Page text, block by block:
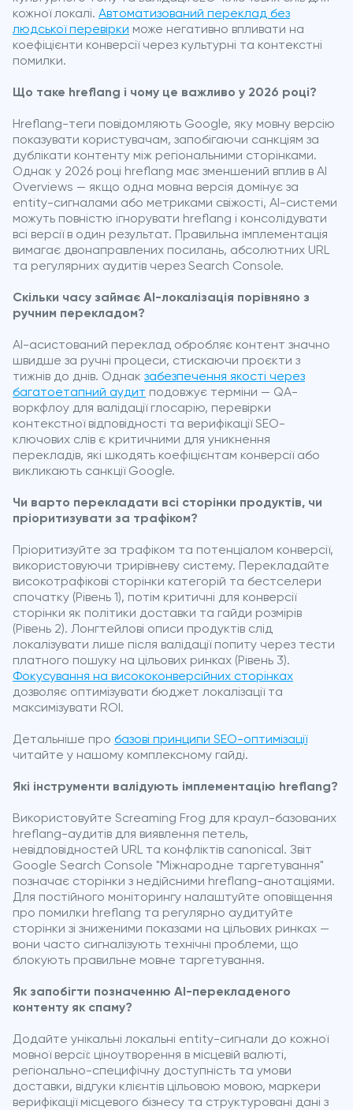
кожної локалі. Автоматизований переклад без
людської перевірки може негативно впливати на
коефіцієнти конверсії через культурні та контекстні
помилки.
Що таке hreflang і чому це важливо у 2026 році?
Hreflang-теги повідомляють Google, яку мовну версію
показувати користувачам, запобігаючи санкціям за
дублікати контенту між регіональними сторінками.
Однак у 2026 році hreflang має зменшений вплив в AI
Overviews — якщо одна мовна версія домінує за
entity-сигналами або метриками свіжості, AI-системи
можуть повністю ігнорувати hreflang і консолідувати
всі версії в один результат. Правильна імплементація
вимагає двонаправлених посилань, абсолютних URL
та регулярних аудитів через Search Console.
Скільки часу займає AI-локалізація порівняно з
ручним перекладом?
AI-асистований переклад обробляє контент значно
швидше за ручні процеси, стискаючи проєкти з
тижнів до днів. Однак забезпечення якості через
багатоетапний аудит подовжує терміни — QA-
воркфлоу для валідації глосарію, перевірки
контекстної відповідності та верифікації SEO-
ключових слів є критичними для уникнення
перекладів, які шкодять коефіцієнтам конверсії або
викликають санкції Google.
Чи варто перекладати всі сторінки продуктів, чи
пріоритизувати за трафіком?
Пріоритизуйте за трафіком та потенціалом конверсії,
використовуючи трирівневу систему. Перекладайте
високотрафікові сторінки категорій та бестселери
спочатку (Рівень 1), потім критичні для конверсії
сторінки як політики доставки та гайди розмірів
(Рівень 2). Лонгтейлові описи продуктів слід
локалізувати лише після валідації попиту через тести
платного пошуку на цільових ринках (Рівень 3).
Фокусування на висококонверсійних сторінках
дозволяє оптимізувати бюджет локалізації та
максимізувати ROI.
Детальніше про базові принципи SEO-оптимізації
читайте у нашому комплексному гайді.
Які інструменти валідують імплементацію hreflang?
Використовуйте Screaming Frog для краул-базованих
hreflang-аудитів для виявлення петель,
невідповідностей URL та конфліктів canonical. Звіт
Google Search Console "Міжнародне таргетування"
позначає сторінки з недійсними hreflang-анотаціями.
Для постійного моніторингу налаштуйте оповіщення
про помилки hreflang та регулярно аудитуйте
сторінки зі зниженими показами на цільових ринках —
вони часто сигналізують технічні проблеми, що
блокують правильне мовне таргетування.
Як запобігти позначенню AI-перекладеного
контенту як спаму?
Додайте унікальні локальні entity-сигнали до кожної
мовної версії: ціноутворення в місцевій валюті,
регіонально-специфічну доступність та умови
доставки, відгуки клієнтів цільовою мовою, маркери
верифікації місцевого бізнесу та структуровані дані з